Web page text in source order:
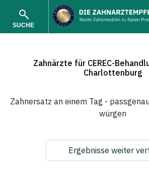
SUCHE
Zahnärzte für CEREC-
Charlottenburg
Zahnersatz an einem Tag -
würgen
Ergebnisse weiter